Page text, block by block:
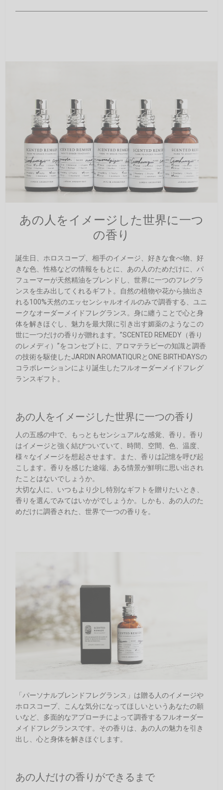
あの人をイメージした世界に一つ
の香り
誕生日、ホロスコープ、相手のイメージ、好きな食べ物、好
きな色、性格などの情報をもとに、あの人のためだけに、パ
フューマーが天然精油をブレンドし、世界に一つのフレグラ
ンスを生み出してくれるギフト。自然の植物や花から抽出さ
れる100%天然のエッセンシャルオイルのみで調香する、ユニ
ークなオーダーメイドフレグランス。身に纏うことで心と身
体を解きほぐし、魅力を最大限に引き出す媚薬のようなこの
世に一つだけの香りが贈れます。”SCENTED REMEDY（香り
のレメディ）”をコンセプトに、アロマテラピーの知識と調香
の技術を駆使したJARDIN AROMATIQURとONE BIRTHDAYSの
コラボレーションにより誕生したフルオーダーメイドフレグ
ランスギフト。
あの人をイメージした世界に一つの香り
人の五感の中で、もっともセンシュアルな感覚、香り。香り
はイメージと強く結びついていて、時間、空間、色、温度、
様々なイメージを想起させます。また、香りは記憶を呼び起
こします。香りを感じた途端、ある情景が鮮明に思い出され
たことはないでしょうか。
大切な人に、いつもより少し特別なギフトを贈りたいとき、
香りを選んでみてはいかがでしょうか。しかも、あの人のた
めだけに調香された、世界で一つの香りを。
「パーソナルブレンドフレグランス」は贈る人のイメージや
ホロスコープ、こんな気分になってほしいというあなたの願
いなど、多面的なアプローチによって調香するフルオーダー
メイドフレグランスです。その香りは、あの人の魅力を引き
出し、心と身体を解きほぐします。
あの人だけの香りができるまで